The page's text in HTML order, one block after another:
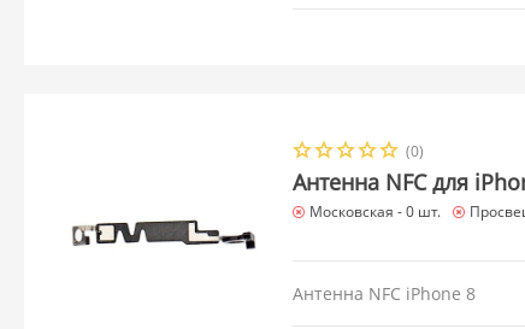
(0)
Антенна NFC для
Московская -0 шт.
Антенна NFC iPhone 8